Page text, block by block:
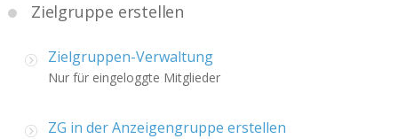
Zielgruppe erstellen
Zielgruppen-Verwaltung
Nur für eingeloggte Mitglieder
ZG in der Anzeigengruppe erstellen